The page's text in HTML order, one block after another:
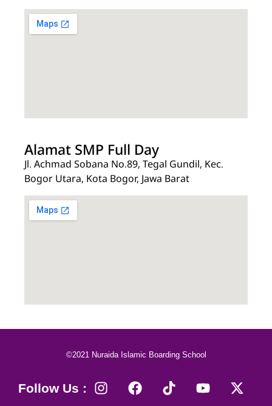
Alamat SMP Full Day
Jl. Achmad Sobana No.89, Tegal Gundil, Kec.
Bogor Utara, Kota Bogor, Jawa Barat
©2021 Nuraida Islamic Boarding School
Follow Us :